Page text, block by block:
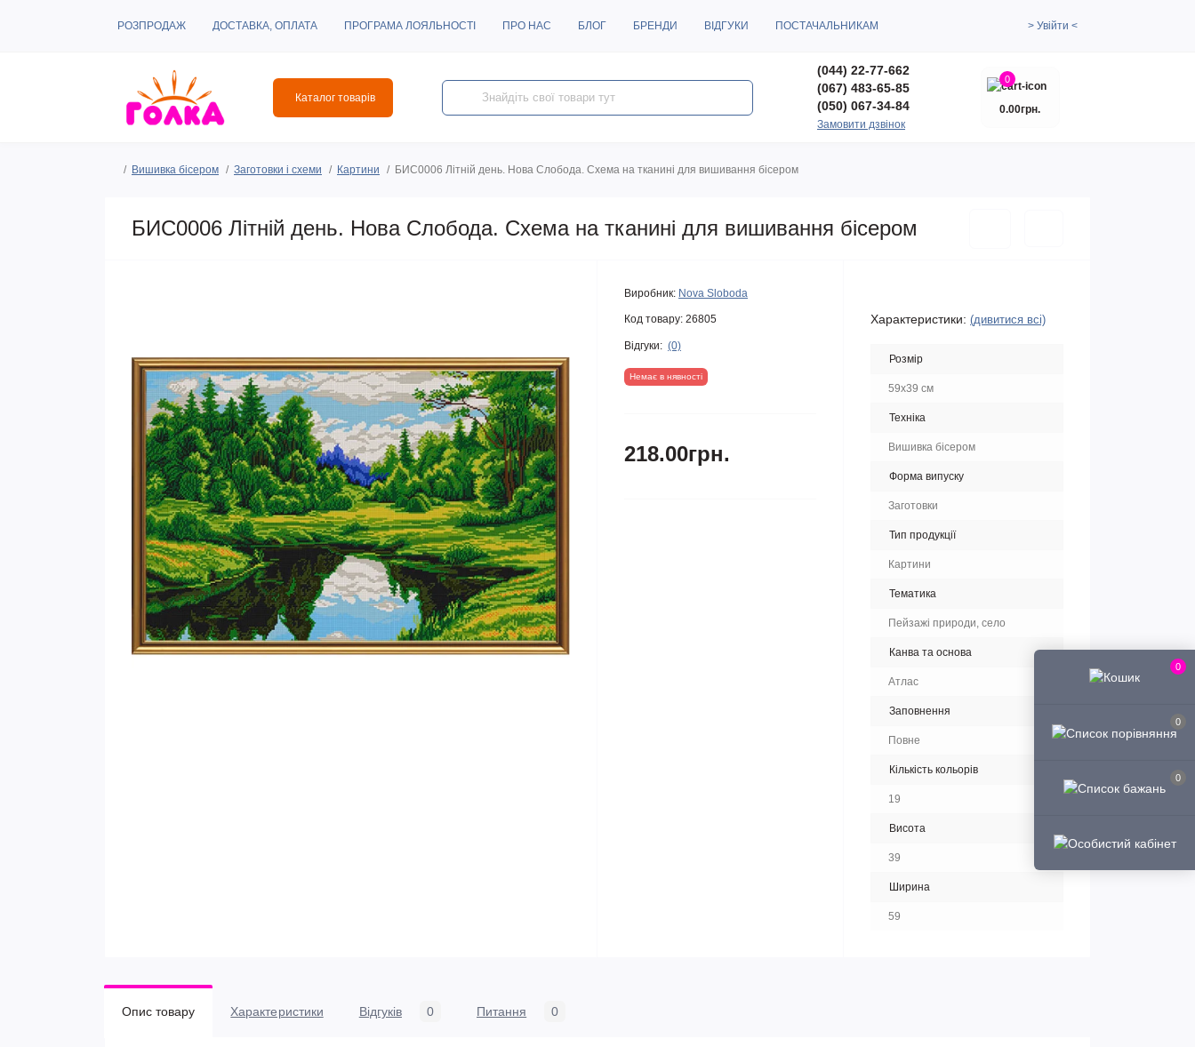
0
0
0
РОЗПРОДАЖ ДОСТАВКА, ОПЛАТА ПРОГРАМА ЛОЯЛЬНОСТІ ПРО НАС БЛОГ БРЕНДИ ВІДГУКИ ПОСТАЧАЛЬНИКАМ > Увійти <
Каталог товарів
(044) 22-77-662
(067) 483-65-85
(050) 067-34-84
Замовити дзвінок
0
0.00грн.
Вишивка бісером Заготовки і схеми Картини БИС0006 Літній день. Нова Слобода. Схема на тканині для вишивання бісером
БИС0006 Літній день. Нова Слобода. Схема на тканині для вишивання бісером
Виробник: Nova Sloboda
Код товару: 26805
Відгуки: (0)
Немає в нявності
218.00грн.
Характеристики: (дивитися всі)
Розмір
59x39 см
Техніка
Вишивка бісером
Форма випуску
Заготовки
Тип продукції
Картини
Тематика
Пейзажі природи, село
Канва та основа
Атлас
Заповнення
Повне
Кількість кольорів
19
Висота
39
Ширина
59
Опис товару Характеристики Відгуків 0 Питання 0